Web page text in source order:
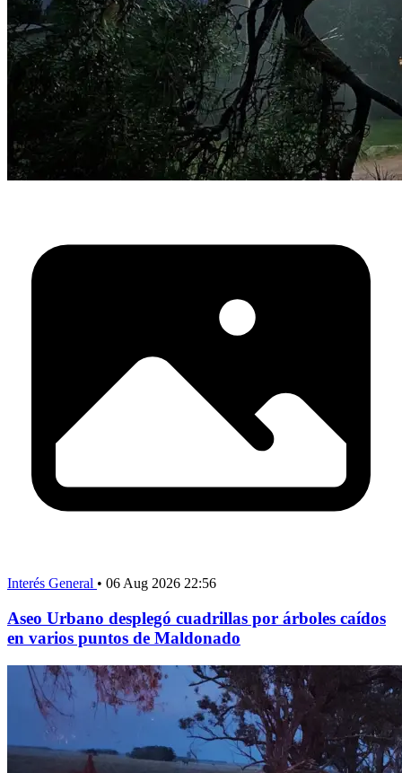
Interés General • 06 Aug 2026 22:56
Aseo Urbano desplegó cuadrillas por árboles caídos
en varios puntos de Maldonado